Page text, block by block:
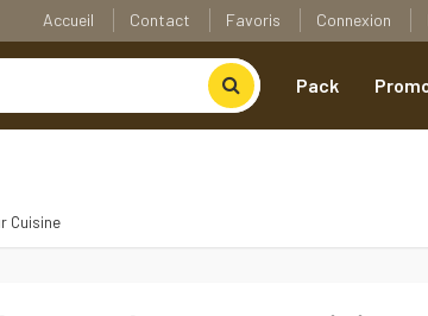
Accueil Contact Favoris Connexion
Pack
Cuisine